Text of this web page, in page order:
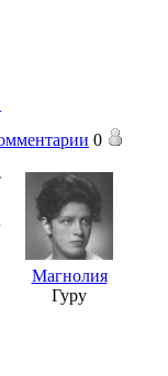
0
Магнолия
Гуру